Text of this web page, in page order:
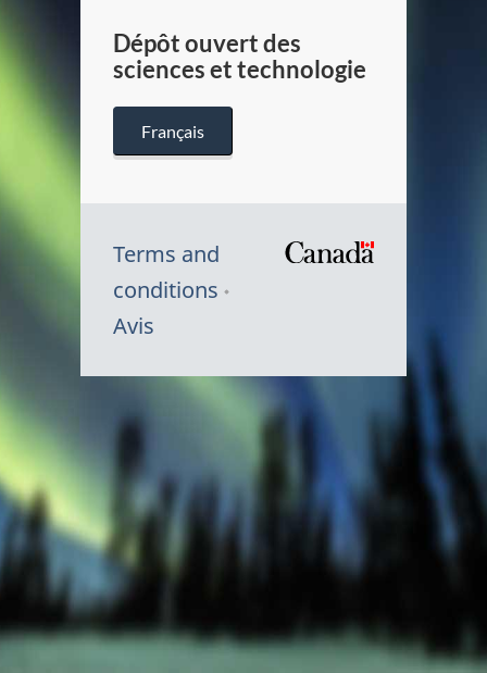
Dépôt ouvert des
sciences et technologie
Français
Terms and
conditions
Avis
Canada